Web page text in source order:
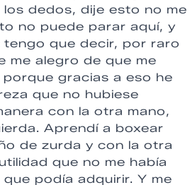
los dedos, dije esto no me
no puede parar aquí, y
tengo que decir, por raro
me alegro de que me
gracias a eso he
que no hubiese
con la otra mano,
Aprendí a boxear
de zurda y con la otra
que no me había
podía adquirir. Y me